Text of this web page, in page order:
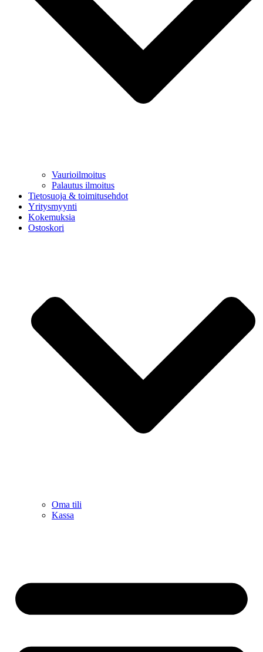
Vaurioilmoitus
Palautus ilmoitus
Tietosuoja & toimitusehdot
Yritysmyynti
Kokemuksia
Ostoskori
Oma tili
Kassa